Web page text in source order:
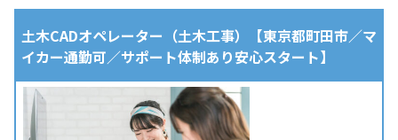
土木CADオペレーター（土木工事）【東京都町田市／マ
イカー通勤可／サポート体制あり安心スタート】